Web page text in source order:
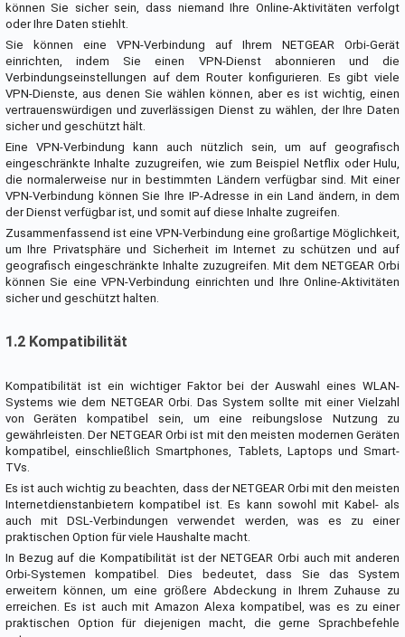
können Sie sicher sein, dass niemand Ihre Online-Aktivitäten verfolgt
oder Ihre Daten stiehlt.
Sie können eine VPN-Verbindung auf Ihrem NETGEAR Orbi-Gerät
einrichten, indem Sie einen VPN-Dienst abonnieren und die
Verbindungseinstellungen auf dem Router konfigurieren. Es gibt viele
VPN-Dienste, aus denen Sie wählen können, aber es ist wichtig, einen
vertrauenswürdigen und zuverlässigen Dienst zu wählen, der Ihre Daten
sicher und geschützt hält.
Eine VPN-Verbindung kann auch nützlich sein, um auf geografisch
eingeschränkte Inhalte zuzugreifen, wie zum Beispiel Netflix oder Hulu,
die normalerweise nur in bestimmten Ländern verfügbar sind. Mit einer
VPN-Verbindung können Sie Ihre IP-Adresse in ein Land ändern, in dem
der Dienst verfügbar ist, und somit auf diese Inhalte zugreifen.
Zusammenfassend ist eine VPN-Verbindung eine großartige Möglichkeit,
um Ihre Privatsphäre und Sicherheit im Internet zu schützen und auf
geografisch eingeschränkte Inhalte zuzugreifen. Mit dem NETGEAR Orbi
können Sie eine VPN-Verbindung einrichten und Ihre Online-Aktivitäten
sicher und geschützt halten.
1.2 Kompatibilität
Kompatibilität ist ein wichtiger Faktor bei der Auswahl eines WLAN-
Systems wie dem NETGEAR Orbi. Das System sollte mit einer Vielzahl
von Geräten kompatibel sein, um eine reibungslose Nutzung zu
gewährleisten. Der NETGEAR Orbi ist mit den meisten modernen Geräten
kompatibel, einschließlich Smartphones, Tablets, Laptops und Smart-
TVs.
Es ist auch wichtig zu beachten, dass der NETGEAR Orbi mit den meisten
Internetdienstanbietern kompatibel ist. Es kann sowohl mit Kabel- als
auch mit DSL-Verbindungen verwendet werden, was es zu einer
praktischen Option für viele Haushalte macht.
In Bezug auf die Kompatibilität ist der NETGEAR Orbi auch mit anderen
Orbi-Systemen kompatibel. Dies bedeutet, dass Sie das System
erweitern können, um eine größere Abdeckung in Ihrem Zuhause zu
erreichen. Es ist auch mit Amazon Alexa kompatibel, was es zu einer
praktischen Option für diejenigen macht, die gerne Sprachbefehle